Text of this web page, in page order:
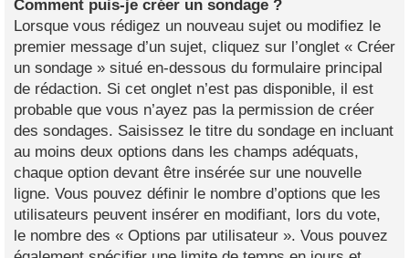
Comment puis-je créer un sondage ?
Lorsque vous rédigez un nouveau sujet ou modifiez le
premier message d’un sujet, cliquez sur l’onglet « Créer
un sondage » situé en-dessous du formulaire principal
de rédaction. Si cet onglet n’est pas disponible, il est
probable que vous n’ayez pas la permission de créer
des sondages. Saisissez le titre du sondage en incluant
au moins deux options dans les champs adéquats,
chaque option devant être insérée sur une nouvelle
ligne. Vous pouvez définir le nombre d’options que les
utilisateurs peuvent insérer en modifiant, lors du vote,
le nombre des « Options par utilisateur ». Vous pouvez